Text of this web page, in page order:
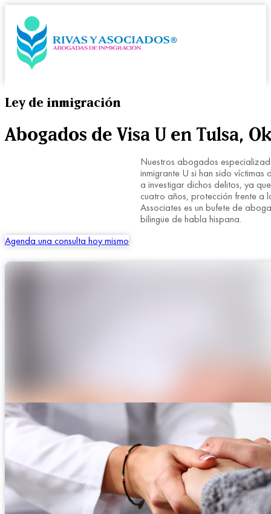
Ley de inmigración
Abogados de Visa U en Tulsa,
Nuestros abogados
inmigrante U si han sido
a investigar dichos delitos, ya
cuatro años, protección frente a
Associates es un bufete de
bilingüe de habla hispana.
Agenda una consulta hoy mismo